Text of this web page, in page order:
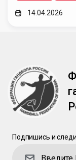
14.04.2026
Подпишись и